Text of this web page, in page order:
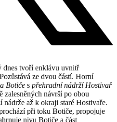
dnes tvoří enklávu uvnitř
ze dvou částí. Horní
Botiče s přehradní nádrží Hostivař
zalesněných návrší po obou
až k okraji staré Hostivaře.
při toku Botiče, propojuje
nivu Botiče a část